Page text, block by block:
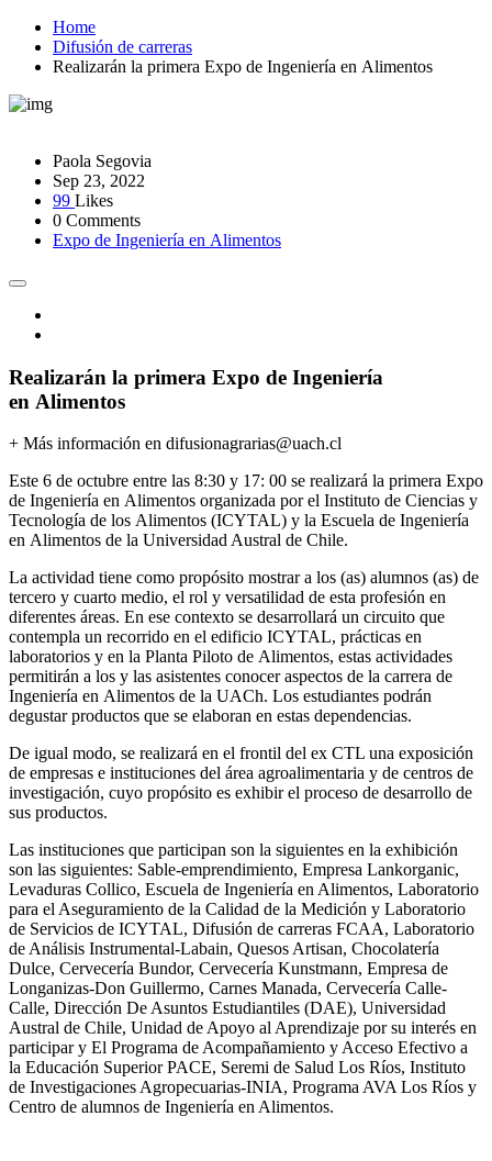
Home
Difusión de carreras
Realizarán la primera Expo de Ingeniería en Alimentos
Paola Segovia
Sep 23, 2022
99 Likes
0 Comments
Expo de Ingeniería en Alimentos
Realizarán la primera Expo de Ingeniería
en Alimentos
+ Más información en difusionagrarias@uach.cl
Este 6 de octubre entre las 8:30 y 17: 00 se realizará la primera Expo
de Ingeniería en Alimentos organizada por el Instituto de Ciencias y
Tecnología de los Alimentos (ICYTAL) y la Escuela de Ingeniería
en Alimentos de la Universidad Austral de Chile.
La actividad tiene como propósito mostrar a los (as) alumnos (as) de
tercero y cuarto medio, el rol y versatilidad de esta profesión en
diferentes áreas. En ese contexto se desarrollará un circuito que
contempla un recorrido en el edificio ICYTAL, prácticas en
laboratorios y en la Planta Piloto de Alimentos, estas actividades
permitirán a los y las asistentes conocer aspectos de la carrera de
Ingeniería en Alimentos de la UACh. Los estudiantes podrán
degustar productos que se elaboran en estas dependencias.
De igual modo, se realizará en el frontil del ex CTL una exposición
de empresas e instituciones del área agroalimentaria y de centros de
investigación, cuyo propósito es exhibir el proceso de desarrollo de
sus productos.
Las instituciones que participan son la siguientes en la exhibición
son las siguientes: Sable-emprendimiento, Empresa Lankorganic,
Levaduras Collico, Escuela de Ingeniería en Alimentos, Laboratorio
para el Aseguramiento de la Calidad de la Medición y Laboratorio
de Servicios de ICYTAL, Difusión de carreras FCAA, Laboratorio
de Análisis Instrumental-Labain, Quesos Artisan, Chocolatería
Dulce, Cervecería Bundor, Cervecería Kunstmann, Empresa de
Longanizas-Don Guillermo, Carnes Manada, Cervecería Calle-
Calle, Dirección De Asuntos Estudiantiles (DAE), Universidad
Austral de Chile, Unidad de Apoyo al Aprendizaje por su interés en
participar y El Programa de Acompañamiento y Acceso Efectivo a
la Educación Superior PACE, Seremi de Salud Los Ríos, Instituto
de Investigaciones Agropecuarias-INIA, Programa AVA Los Ríos y
Centro de alumnos de Ingeniería en Alimentos.